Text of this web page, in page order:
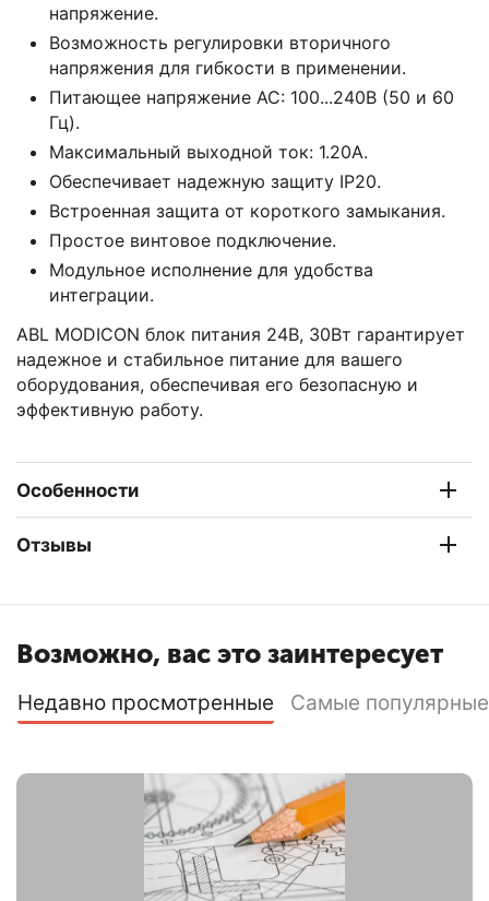
напряжение.
Возможность регулировки вторичного
напряжения для гибкости в применении.
Питающее напряжение AC: 100...240В (50 и 60
Гц).
Максимальный выходной ток: 1.20А.
Обеспечивает надежную защиту IP20.
Встроенная защита от короткого замыкания.
Простое винтовое подключение.
Модульное исполнение для удобства
интеграции.
ABL MODICON блок питания 24В, 30Вт гарантирует
надежное и стабильное питание для вашего
оборудования, обеспечивая его безопасную и
эффективную работу.
Особенности
Отзывы
Возможно, вас это заинтересует
Недавно просмотренные Самые популярные